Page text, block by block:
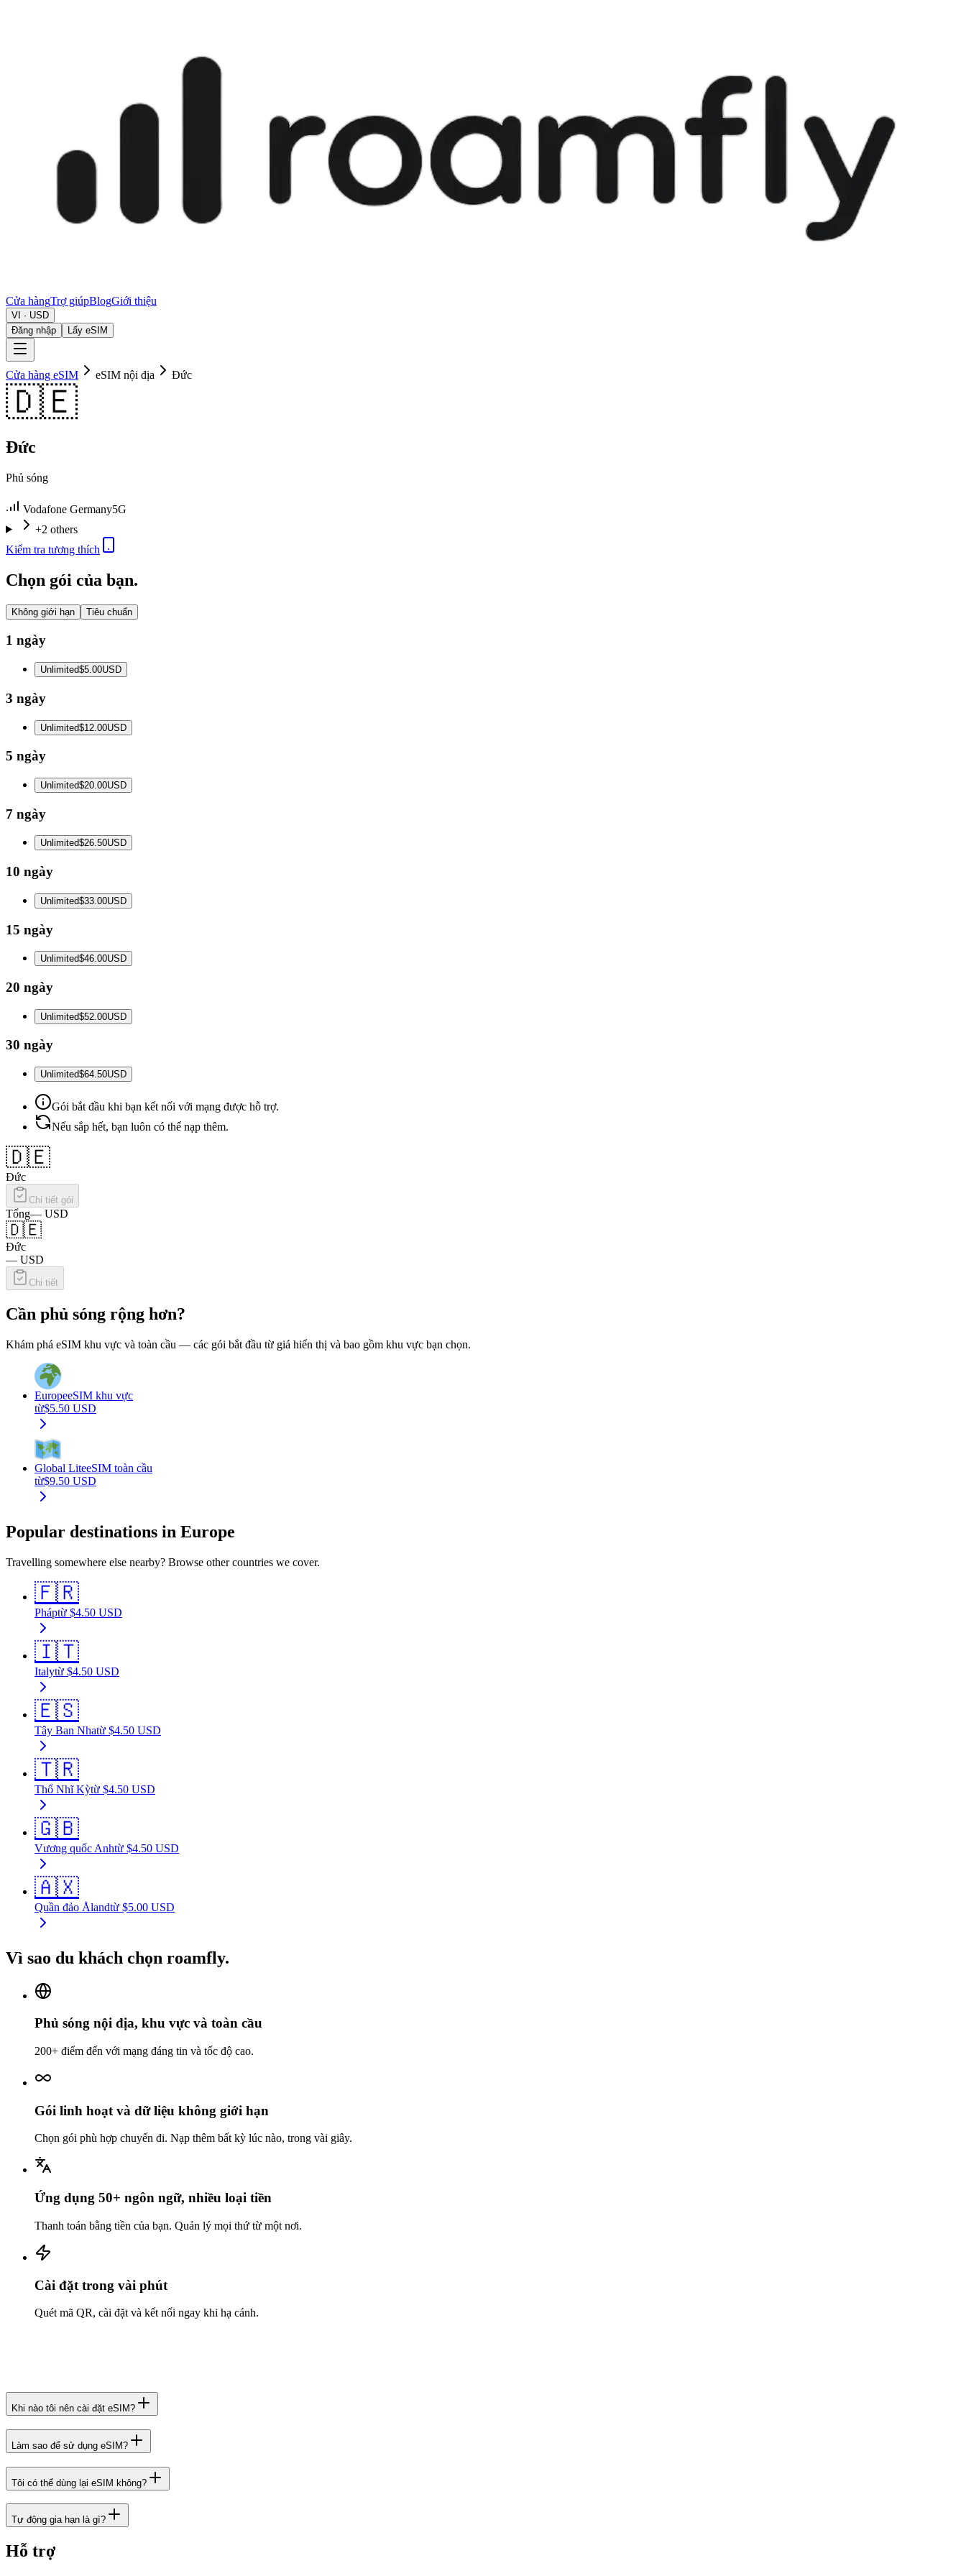
Cửa hàngTrợ giúpBlogGiới thiệu
VI · USD
Đăng nhập
Lấy eSIM
Cửa hàng eSIM eSIM nội địa Đức
🇩🇪
Đức
Phủ sóng
Vodafone Germany5G
+2 others
Kiểm tra tương thích
Chọn gói của bạn.
Không giới hạn Tiêu chuẩn
1 ngày
Unlimited$5.00USD
3 ngày
Unlimited$12.00USD
5 ngày
Unlimited$20.00USD
7 ngày
Unlimited$26.50USD
10 ngày
Unlimited$33.00USD
15 ngày
Unlimited$46.00USD
20 ngày
Unlimited$52.00USD
30 ngày
Unlimited$64.50USD
Gói bắt đầu khi bạn kết nối với mạng được hỗ trợ.
Nếu sắp hết, bạn luôn có thể nạp thêm.
🇩🇪
Đức
Chi tiết gói
Tổng— USD
🇩🇪
Đức
— USD
Chi tiết
Cần phủ sóng rộng hơn?
Khám phá eSIM khu vực và toàn cầu — các gói bắt đầu từ giá hiển thị và bao gồm khu vực bạn chọn.
EuropeeSIM khu vực
từ$5.50 USD
Global LiteeSIM toàn cầu
từ$9.50 USD
Popular destinations in Europe
Travelling somewhere else nearby? Browse other countries we cover.
🇫🇷
Pháptừ $4.50 USD
🇮🇹
Italytừ $4.50 USD
🇪🇸
Tây Ban Nhatừ $4.50 USD
🇹🇷
Thổ Nhĩ Kỳtừ $4.50 USD
🇬🇧
Vương quốc Anhtừ $4.50 USD
🇦🇽
Quần đảo Ålandtừ $5.00 USD
Vì sao du khách chọn roamfly.
Phủ sóng nội địa, khu vực và toàn cầu
200+ điểm đến với mạng đáng tin và tốc độ cao.
Gói linh hoạt và dữ liệu không giới hạn
Chọn gói phù hợp chuyến đi. Nạp thêm bất kỳ lúc nào, trong vài giây.
Ứng dụng 50+ ngôn ngữ, nhiều loại tiền
Thanh toán bằng tiền của bạn. Quản lý mọi thứ từ một nơi.
Cài đặt trong vài phút
Quét mã QR, cài đặt và kết nối ngay khi hạ cánh.
Khi nào tôi nên cài đặt eSIM?
Làm sao để sử dụng eSIM?
Tôi có thể dùng lại eSIM không?
Tự động gia hạn là gì?
Hỗ trợ